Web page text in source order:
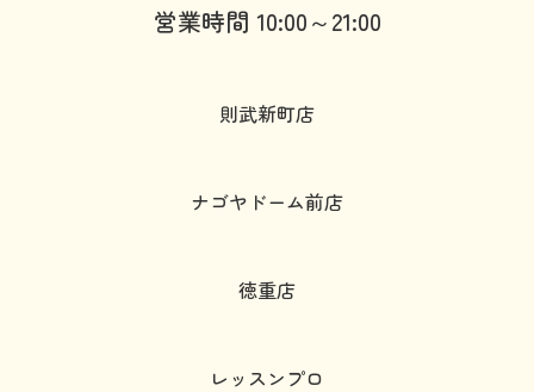
営業時間 10:00～21:00
則武新町店
ナゴヤドーム前店
徳重店
レッスンプロ